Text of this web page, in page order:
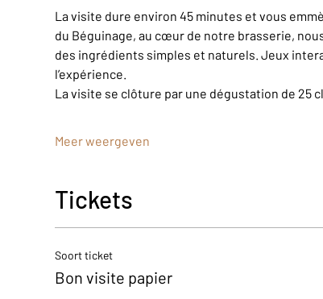
La visite dure environ 45 minutes et vous
du Béguinage, au cœur de notre brasserie,
des ingrédients simples et naturels. Jeux
l’expérience.
La visite se clôture par une dégustation de 25
Meer weergeven
Tickets
Soort ticket
Bon visite papier